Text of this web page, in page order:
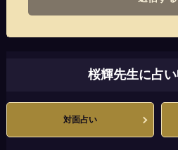
桜輝先生に占
対面占い